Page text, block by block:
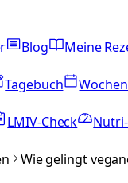
Blog
Meine
Tagebuch
LMIV-Check
Wie gelingt